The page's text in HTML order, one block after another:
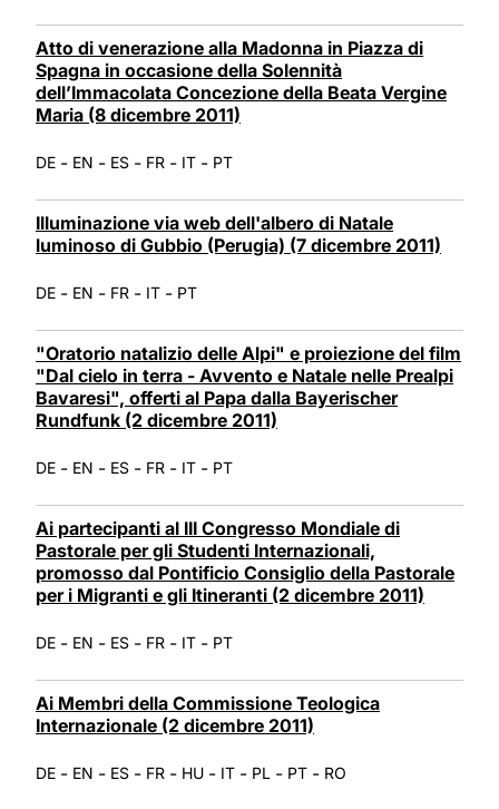
Atto di venerazione alla Madonna in Piazza di
Spagna in occasione della Solennità
dell’Immacolata Concezione della Beata Vergine
Maria (8 dicembre 2011)
DE - EN - ES - FR - IT - PT
Illuminazione via web dell'albero di Natale
luminoso di Gubbio (Perugia) (7 dicembre 2011)
DE - EN - FR - IT - PT
"Oratorio natalizio delle Alpi" e proiezione del film
"Dal cielo in terra - Avvento e Natale nelle Prealpi
Bavaresi", offerti al Papa dalla Bayerischer
Rundfunk (2 dicembre 2011)
DE - EN - ES - FR - IT - PT
Ai partecipanti al III Congresso Mondiale di
Pastorale per gli Studenti Internazionali,
promosso dal Pontificio Consiglio della Pastorale
per i Migranti e gli Itineranti (2 dicembre 2011)
DE - EN - ES - FR - IT - PT
Ai Membri della Commissione Teologica
Internazionale (2 dicembre 2011)
DE - EN - ES - FR - HU - IT - PL - PT - RO